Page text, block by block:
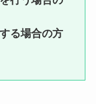
る場合の方